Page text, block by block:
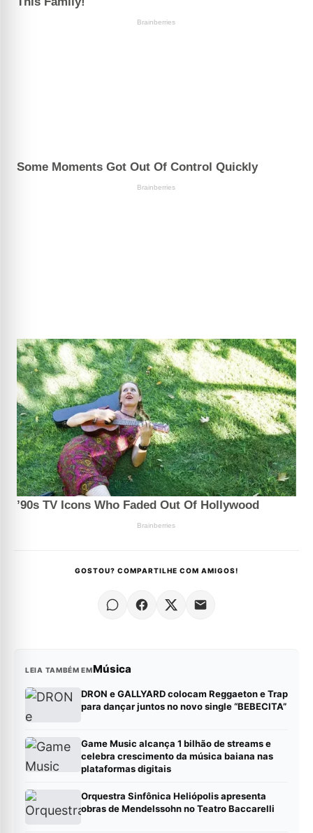
GOSTOU? COMPARTILHE COM AMIGOS!
LEIA TAMBÉM EMMúsica
DRON e GALLYARD colocam Reggaeton e Trap
para dançar juntos no novo single “BEBECITA”
Game Music alcança 1 bilhão de streams e
celebra crescimento da música baiana nas
plataformas digitais
Orquestra Sinfônica Heliópolis apresenta
obras de Mendelssohn no Teatro Baccarelli